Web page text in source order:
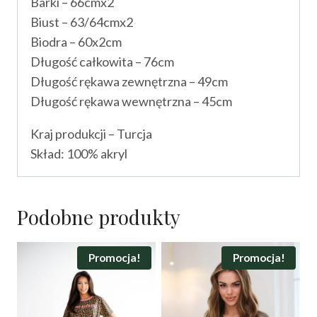
Biust – 63/64cmx2
Biodra – 60x2cm
Długość całkowita – 76cm
Długość rękawa zewnętrzna – 49cm
Długość rękawa wewnętrzna – 45cm
Kraj produkcji – Turcja
Skład: 100% akryl
Podobne produkty
Promocja! Promocja!